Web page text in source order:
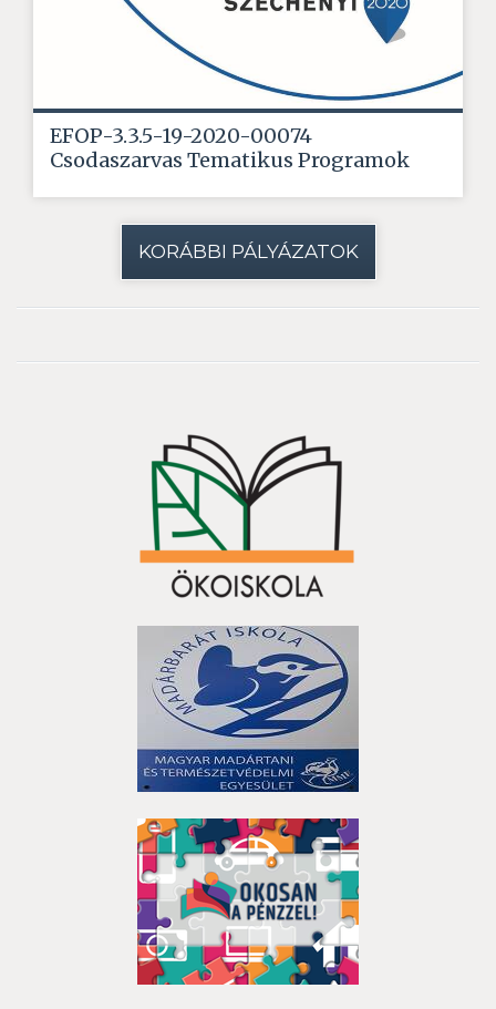
EFOP-3.3.5-19-2020-00074
Csodaszarvas Tematikus Programok
KORÁBBI PÁLYÁZATOK